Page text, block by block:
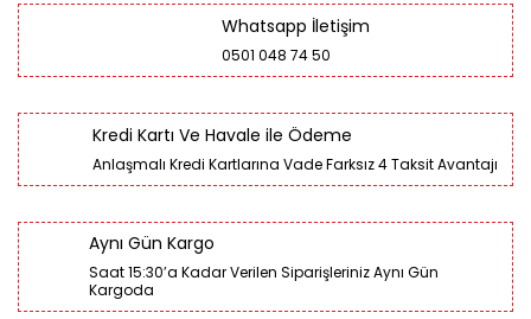
Whatsapp İletişim
0501 048 74 50
Kredi Kartı Ve Havale ile Ödeme
Anlaşmalı Kredi Kartlarına Vade Farksız 4 Taksit Avantajı
Aynı Gün Kargo
Saat 15:30’a Kadar Verilen Siparişleriniz Aynı Gün
Kargoda